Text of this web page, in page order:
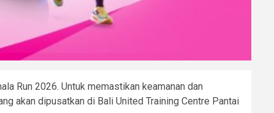
Run 2026. Untuk memastikan keamanan dan
akan dipusatkan di Bali United Training Centre Pantai